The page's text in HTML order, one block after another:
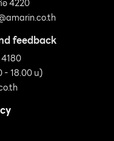
อ 4220
feedback
- 18.00 น)